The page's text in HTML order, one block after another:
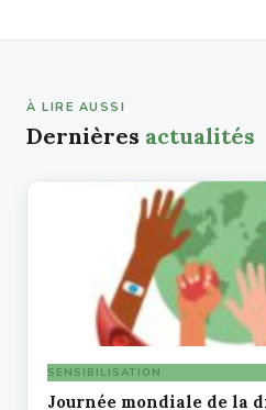
À LIRE AUSSI
Dernières actualités
SENSIBILISATION
Journée mondiale de la